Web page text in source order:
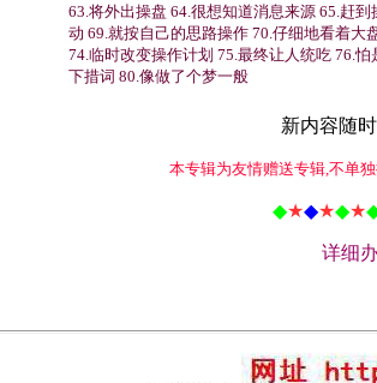
63.将外出操盘 64.很想知道消息来源 65.赶
动 69.就按自己的思路操作 70.仔细地看着大
74.临时改变操作计划 75.最终让人统吃 76.
下措词 80.像做了个梦一般
新内容随
本专辑为友情赠送专辑,不单
◆★◆★◆★
详细